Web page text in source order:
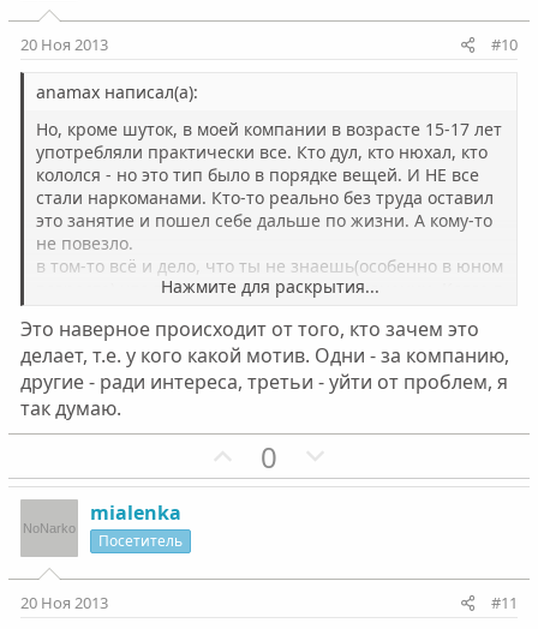
т
ы
й
г
о
л
о
с
т
ы
й
г
о
о
с
20 Ноя 2013 #10
anamax написал(а):
Но, кроме шуток, в моей компании в возрасте 15-17 лет
употребляли практически все. Кто дул, кто нюхал, кто
кололся - но это тип было в порядке вещей. И НЕ все
стали наркоманами. Кто-то реально без труда оставил
это занятие и пошел себе дальше по жизни. А кому-то
не повезло.
в том-то всё и дело, что ты не знаешь(особенно в юном
возрасте) что там у тебя зарыто в подсознании. Когда в
если наркотическое зерно :mrgreen: упадёт на нужную
почву - всё...мгновенно корни пустит и пиши пропало.
А есть в тебе эта почва или нет - хуйёзнает((((
Нажмите для раскрытия...
Это наверное происходит от того, кто зачем это
делает, т.е. у кого какой мотив. Одни - за компанию,
другие - ради интереса, третьи - уйти от проблем, я
так думаю.
П
о
т
0
е
т
mialenka
Посетитель
20 Ноя 2013 #11